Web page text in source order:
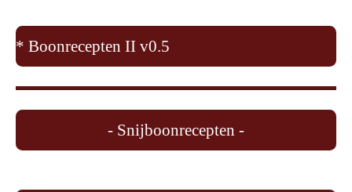
* Boonrecepten II v0.5
- Snijboonrecepten -